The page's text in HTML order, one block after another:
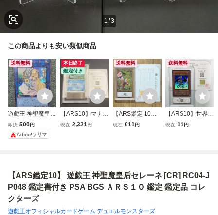
1 /3
この商品よりも安い類似商品
送料無料
遊戯王 神聖魔皇后
セレーネ シークレ
ット RC04-JP048
即決 500円
Yahoo!フリマ
本日終了
鑑定付き
【ARS10】マナフ
ィ 002/DPt-P 世界
ARS10＋ 鑑定品
現在 2,321円
送料無料
【ARS鑑定 10】
孫悟空 SEC SDV6
10 鑑定品 DRAGO
N BALL
現在 911円
送料無料
【ARS10】世界に
5枚 邪神イレイザ
現在 11円
【ARS鑑定10】 遊戯王 神聖魔皇后セレーネ [CR] RC04-J
P048 鑑定書付き PSA BGS ＡＲＳ１０ 鑑定 鑑定品 コレ
クターズ
遊戯王オフィシャルカードゲーム デュエルモンスターズ